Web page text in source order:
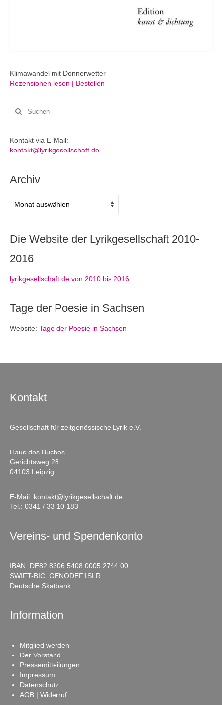
Klimawandel mit Donnerwetter
Rezensionen lesen | Bestellen
Suchen
nach:
Kontakt via E-Mail:
kontakt@lyrikgesellschaft.de
Archiv
Die Website der Lyrikgesellschaft 2010-
2016
lyrikgesellschaft.de von 2010 bis 2016
Tage der Poesie in Sachsen
Website: Tage der Poesie in Sachsen
Kontakt
Gesellschaft für zeitgenössische Lyrik e.V.
Haus des Buches
Gerichtsweg 28
04103 Leipzig
E-Mail: kontakt@lyrikgesellschaft.de
Tel.: 0341 / 33 10 183
Vereins- und Spendenkonto
IBAN: DE82 8306 5408 0005 2744 00
SWIFT-BIC: GENODEF1SLR
Deutsche Skatbank
Information
Mitglied werden
Der Vorstand
Pressemitteilungen
Impressum
Datenschutz
AGB | Widerruf